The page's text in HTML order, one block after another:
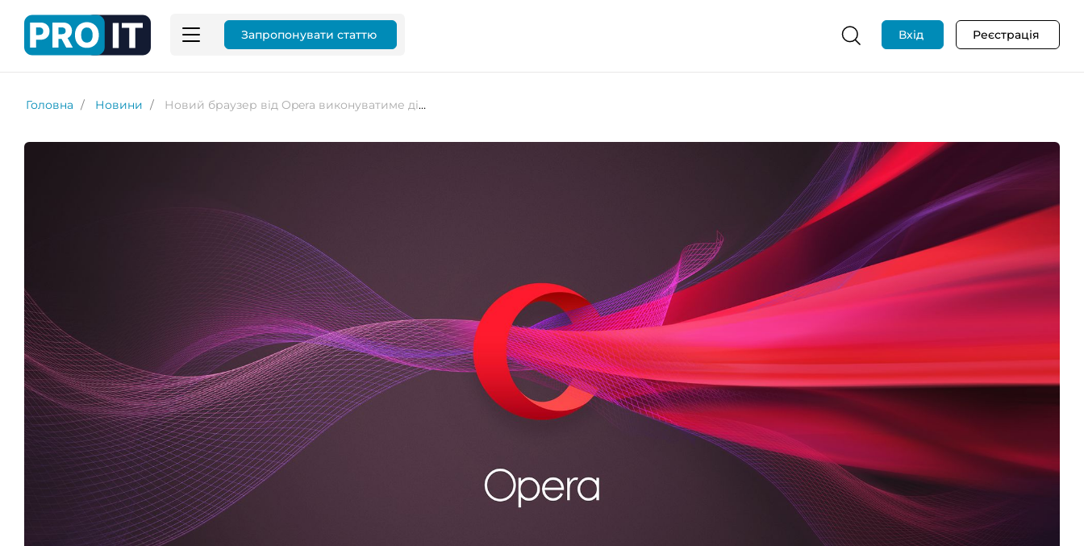
Запропонувати статтю Вхід Реєстрація
Головна Новини Новий браузер від Opera виконуватиме дії за користувача — від покупок до програмування